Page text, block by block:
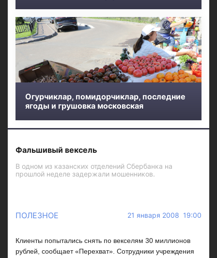
Огурчиклар, помидорчиклар, последние
ягоды и грушовка московская
Фальшивый вексель
В одном из казанских отделений Сбербанка на
прошлой неделе задержали мошенников.
ПОЛЕЗНОЕ 21 января 2008 19:00
Клиенты попытались снять по векселям 30 миллионов
рублей, сообщает «Перехват». Сотрудники учреждения